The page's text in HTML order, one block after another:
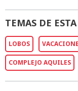
TEMAS DE
LOBOS
COMPLEJO AQUILES